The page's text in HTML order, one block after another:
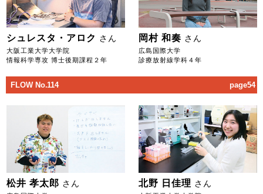
シュレスタ・アロク さん
大阪工業大学大学院
情報科学専攻 博士後期課程２年
岡村 和奏 さん
広島国際大学
診療放射線学科４年
FLOW No.114 page54
松井 孝太郎 さん 北野 日佳理 さん